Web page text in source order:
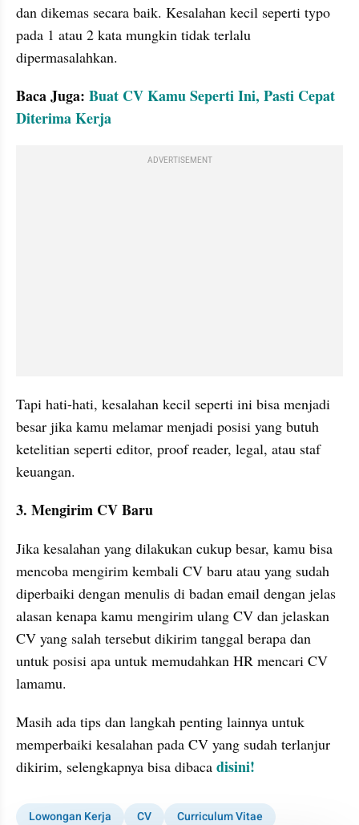
dan dikemas secara baik. Kesalahan kecil seperti typo
pada 1 atau 2 kata mungkin tidak terlalu
dipermasalahkan.
Baca Juga: Buat CV Kamu Seperti Ini, Pasti Cepat
Diterima Kerja
ADVERTISEMENT
Tapi hati-hati, kesalahan kecil seperti ini bisa menjadi
besar jika kamu melamar menjadi posisi yang butuh
ketelitian seperti editor, proof reader, legal, atau staf
keuangan.
3. Mengirim CV Baru
Jika kesalahan yang dilakukan cukup besar, kamu bisa
mencoba mengirim kembali CV baru atau yang sudah
diperbaiki dengan menulis di badan email dengan jelas
alasan kenapa kamu mengirim ulang CV dan jelaskan
CV yang salah tersebut dikirim tanggal berapa dan
untuk posisi apa untuk memudahkan HR mencari CV
lamamu.
Masih ada tips dan langkah penting lainnya untuk
memperbaiki kesalahan pada CV yang sudah terlanjur
dikirim, selengkapnya bisa dibaca disini!
Lowongan Kerja CV Curriculum Vitae